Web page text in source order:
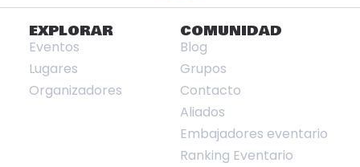
EXPLORAR
Eventos
Lugares
Organizadores
COMUNIDAD
Blog
Grupos
Contacto
Aliados
Embajadores eventario
Ranking Eventario